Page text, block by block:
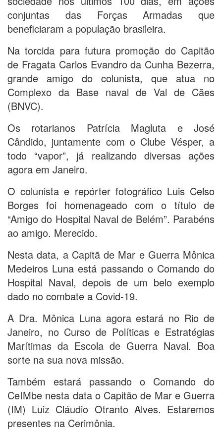
conjuntas das Forças Armadas que
beneficiaram a população brasileira.
Na torcida para futura promoção do Capitão
de Fragata Carlos Evandro da Cunha Bezerra,
grande amigo do colunista, que atua no
Complexo da Base naval de Val de Cães
(BNVC).
Os rotarianos Patrícia Magluta e José
Cândido, juntamente com o Clube Vésper, a
todo “vapor”, já realizando diversas ações
agora em Janeiro.
O colunista e repórter fotográfico Luis Celso
Borges foi homenageado com o título de
“Amigo do Hospital Naval de Belém”. Parabéns
ao amigo. Merecido.
Nesta data, a Capitã de Mar e Guerra Mônica
Medeiros Luna está passando o Comando do
Hospital Naval, depois de um belo exemplo
dado no combate a Covid-19.
A Dra. Mônica Luna agora estará no Rio de
Janeiro, no Curso de Políticas e Estratégias
Marítimas da Escola de Guerra Naval. Boa
sorte na sua nova missão.
Também estará passando o Comando do
CeIMbe nesta data o Capitão de Mar e Guerra
(IM) Luiz Cláudio Otranto Alves. Estaremos
presentes na Cerimônia.